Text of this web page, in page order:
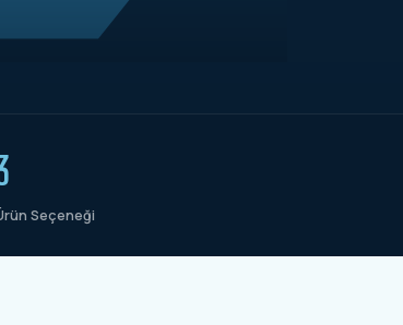
Seçeneği